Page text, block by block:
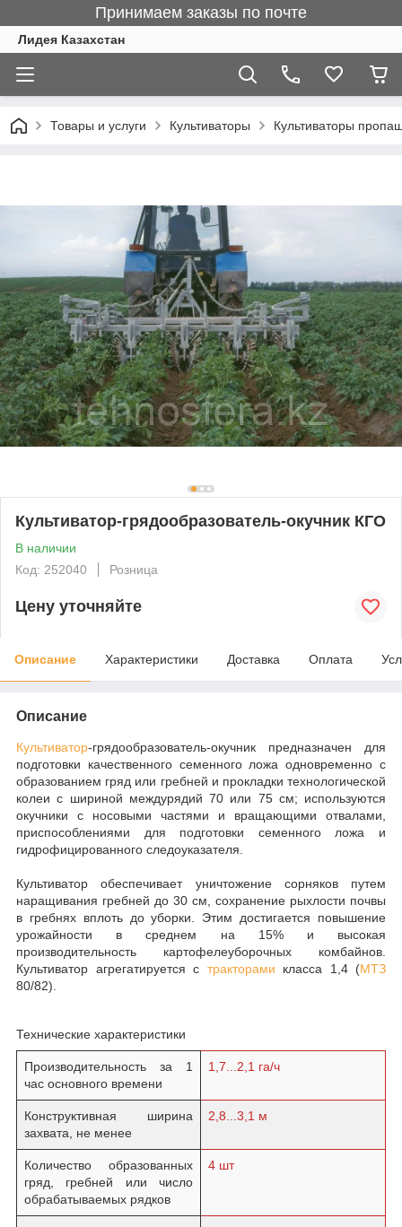
Принимаем заказы по почте
Лидея Казахстан
Товары и услуги Культиваторы Культиваторы
Культиватор-грядообразователь-окучник КГО
В наличии
Код: 252040
Розница
Цену уточняйте
Описание Характеристики Доставка Оплата
Описание
Культиватор-грядообразователь-окучник предназначен для
подготовки качественного семенного ложа одновременно с
образованием гряд или гребней и прокладки технологической
колеи с шириной междурядий 70 или 75 см; используются
окучники с носовыми частями и вращающими отвалами,
приспособлениями для подготовки семенного ложа и
гидрофицированного следоуказателя.
Культиватор обеспечивает уничтожение сорняков путем
наращивания гребней до 30 см, сохранение рыхлости почвы
в гребнях вплоть до уборки. Этим достигается повышение
урожайности в среднем на 15% и высокая
производительность картофелеуборочных комбайнов.
Культиватор агрегатируется с тракторами класса 1,4 (МТЗ
80/82).
Технические характеристики
Производительность за 1
час основного времени
1,7...2,1 га/ч
Конструктивная ширина
захвата, не менее
2,8...3,1 м
Количество образованных
гряд, гребней или число
обрабатываемых рядков
4 шт